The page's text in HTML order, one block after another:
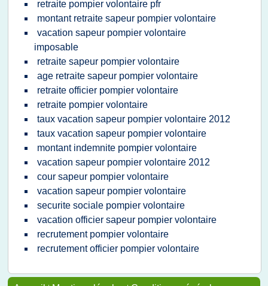
retraite pompier volontaire pfr
montant retraite sapeur pompier volontaire
vacation sapeur pompier volontaire
imposable
retraite sapeur pompier volontaire
age retraite sapeur pompier volontaire
retraite officier pompier volontaire
retraite pompier volontaire
taux vacation sapeur pompier volontaire 2012
taux vacation sapeur pompier volontaire
montant indemnite pompier volontaire
vacation sapeur pompier volontaire 2012
cour sapeur pompier volontaire
vacation sapeur pompier volontaire
securite sociale pompier volontaire
vacation officier sapeur pompier volontaire
recrutement pompier volontaire
recrutement officier pompier volontaire